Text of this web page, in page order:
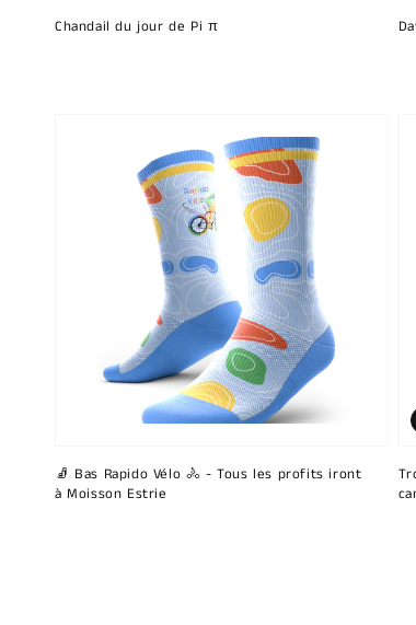
Chandail du jour de Pi π
🧦 Bas Rapido Vélo 🚴 - Tous les profits iront
à Moisson Estrie